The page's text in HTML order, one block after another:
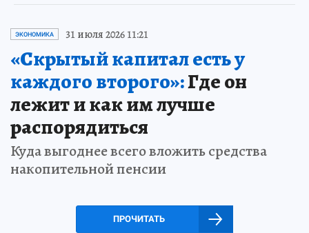
ЭКОНОМИКА 31 июля 2026 11:21
«Скрытый капитал есть у
каждого второго»:Где он
лежит и как им лучше
распорядиться
Куда выгоднее всего вложить средства
накопительной пенсии
ПРОЧИТАТЬ